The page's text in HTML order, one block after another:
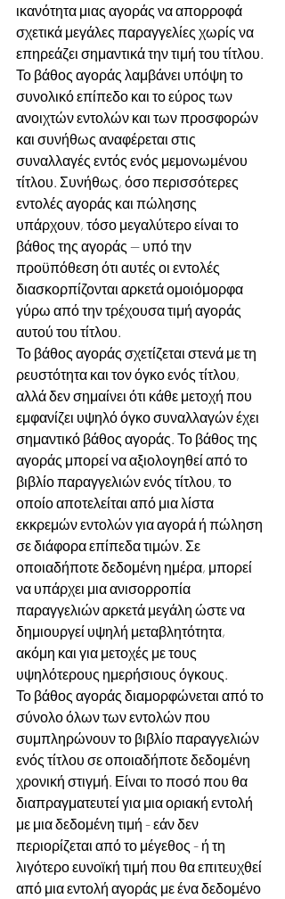
ικανότητα μιας αγοράς να απορροφά
σχετικά μεγάλες παραγγελίες χωρίς να
επηρεάζει σημαντικά την τιμή του τίτλου.
Το βάθος αγοράς λαμβάνει υπόψη το
συνολικό επίπεδο και το εύρος των
ανοιχτών εντολών και των προσφορών
και συνήθως αναφέρεται στις
συναλλαγές εντός ενός μεμονωμένου
τίτλου. Συνήθως, όσο περισσότερες
εντολές αγοράς και πώλησης
υπάρχουν, τόσο μεγαλύτερο είναι το
βάθος της αγοράς — υπό την
προϋπόθεση ότι αυτές οι εντολές
διασκορπίζονται αρκετά ομοιόμορφα
γύρω από την τρέχουσα τιμή αγοράς
αυτού του τίτλου.
Το βάθος αγοράς σχετίζεται στενά με τη
ρευστότητα και τον όγκο ενός τίτλου,
αλλά δεν σημαίνει ότι κάθε μετοχή που
εμφανίζει υψηλό όγκο συναλλαγών έχει
σημαντικό βάθος αγοράς. Το βάθος της
αγοράς μπορεί να αξιολογηθεί από το
βιβλίο παραγγελιών ενός τίτλου, το
οποίο αποτελείται από μια λίστα
εκκρεμών εντολών για αγορά ή πώληση
σε διάφορα επίπεδα τιμών. Σε
οποιαδήποτε δεδομένη ημέρα, μπορεί
να υπάρχει μια ανισορροπία
παραγγελιών αρκετά μεγάλη ώστε να
δημιουργεί υψηλή μεταβλητότητα,
ακόμη και για μετοχές με τους
υψηλότερους ημερήσιους όγκους.
Το βάθος αγοράς διαμορφώνεται από το
σύνολο όλων των εντολών που
συμπληρώνουν το βιβλίο παραγγελιών
ενός τίτλου σε οποιαδήποτε δεδομένη
χρονική στιγμή. Είναι το ποσό που θα
διαπραγματευτεί για μια οριακή εντολή
με μια δεδομένη τιμή - εάν δεν
περιορίζεται από το μέγεθος - ή τη
λιγότερο ευνοϊκή τιμή που θα επιτευχθεί
από μια εντολή αγοράς με ένα δεδομένο